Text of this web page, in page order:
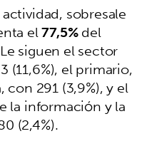
sobresale
el77,5%del
siguen el sector
el primario,
291 (3,9%), y el
la información y la
(2,4%).